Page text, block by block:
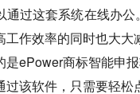
通过这套系统在线办
作效率的同时也大大
是ePower商标智能申
过该软件，只需要轻